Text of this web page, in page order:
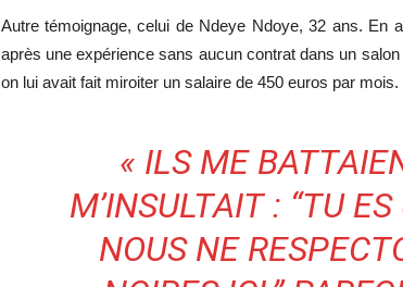
Autre témoignage, celui de Ndeye Ndoye, 32 ans. En
après une expérience sans aucun contrat dans un
on lui avait fait miroiter un salaire de 450 euros par
« ILS ME
M’INSULTAIT : “TU
NOUS NE